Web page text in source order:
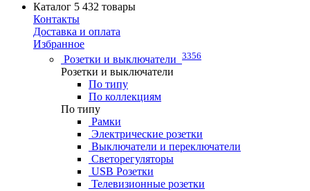
Каталог 5 432 товары
Контакты
Доставка и оплата
Избранное
Розетки и выключатели 3356
Розетки и выключатели
По типу
По коллекциям
По типу
Рамки
Электрические розетки
Выключатели и переключатели
Светорегуляторы
USB Розетки
Телевизионные розетки